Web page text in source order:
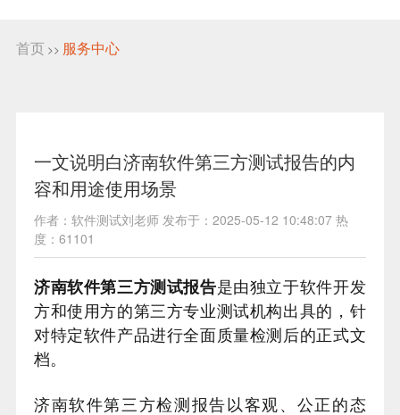
首页 >> 服务中心
一文说明白济南软件第三方测试报告的内
容和用途使用场景
作者：软件测试刘老师 发布于：2025-05-12 10:48:07 热
度：61101
济南软件第三方测试报告是由独立于软件开发
方和使用方的第三方专业测试机构出具的，针
对特定软件产品进行全面质量检测后的正式文
档。
济南软件第三方检测报告以客观、公正的态